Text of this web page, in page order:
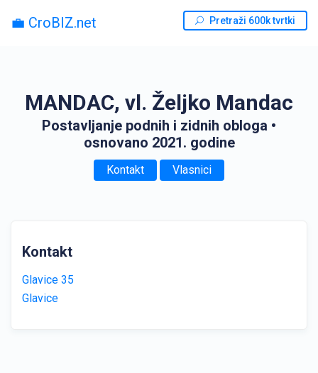
💼 CroBIZ.net Pretraži 600k tvrtki
MANDAC, vl. Željko Mandac
Postavljanje podnih i zidnih obloga •
osnovano 2021. godine
Kontakt Vlasnici
Kontakt
Glavice 35
Glavice